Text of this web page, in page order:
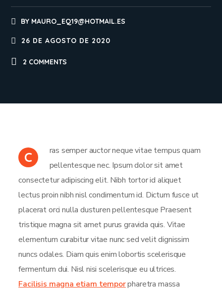
BY MAURO_EQ19@HOTMAIL.ES
26 DE AGOSTO DE 2020
2 COMMENTS
C
ras semper auctor neque vitae tempus quam
pellentesque nec. Ipsum dolor sit amet
consectetur adipiscing elit. Nibh tortor id aliquet
lectus proin nibh nisl condimentum id. Dictum fusce ut
placerat orci nulla dusturen pellentesque Praesent
tristique magna sit amet purus gravida quis. Vitae
elementum curabitur vitae nunc sed velit dignissim
nuncs odales. Diam quis enim lobortis scelerisque
fermentum dui. Nisl nisi scelerisque eu ultrices.
Facilisis magna etiam temporpharetra massa